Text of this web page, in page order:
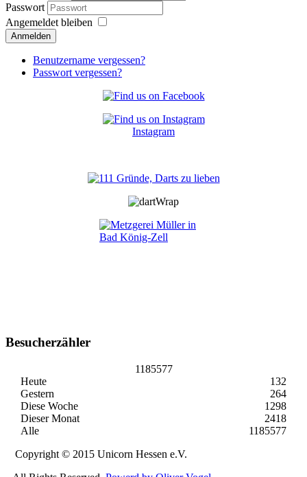
Passwort
Angemeldet bleiben
Anmelden
Benutzername vergessen?
Passwort vergessen?
Instagram
Besucherzähler
1185577
Heute
132
Gestern
264
Diese Woche
1298
Dieser Monat
2418
Alle
1185577
Copyright © 2015 Unicorn Hessen e.V.